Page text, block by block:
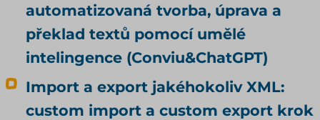
automatizovaná tvorba, úprava a
překlad textů pomocí umělé
intelingence (Conviu&ChatGPT)
Import a export jakéhokoliv XML:
custom import a custom export krok